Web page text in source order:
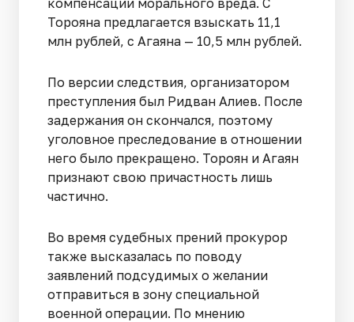
Торояна предлагается взыскать 11,1
млн рублей, с Агаяна — 10,5 млн рублей.
По версии следствия, организатором
преступления был Ридван Алиев. После
задержания он скончался, поэтому
уголовное преследование в отношении
него было прекращено. Тороян и Агаян
признают свою причастность лишь
частично.
Во время судебных прений прокурор
также высказалась по поводу
заявлений подсудимых о желании
отправиться в зону специальной
военной операции. По мнению